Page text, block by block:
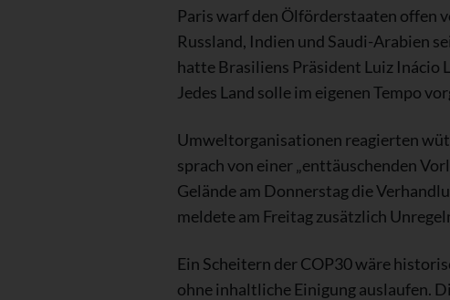
Paris warf den Ölförderstaaten offen
Russland, Indien und Saudi-Arabien
hatte Brasiliens Präsident Luiz Inácio
Jedes Land solle im eigenen Tempo
Umweltorganisationen reagierten
sprach von einer „enttäuschenden
Gelände am Donnerstag die
meldete am Freitag zusätzlich
Ein Scheitern der COP30 wäre
ohne inhaltliche Einigung auslaufen.